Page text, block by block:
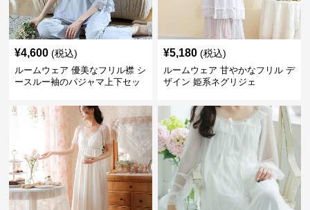
¥4,600 (税込)
ルームウェア 優美なフリル襟 シ
ースルー袖のパジャマ上下セッ
¥5,180 (税込)
ルームウェア 甘やかなフリル デ
ザイン 姫系ネグリジェ